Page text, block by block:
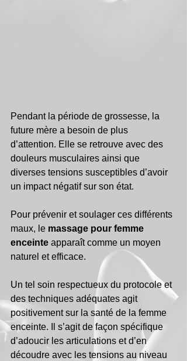
Pendant la période de grossesse, la
future mère a besoin de plus
d’attention. Elle se retrouve avec des
douleurs musculaires ainsi que
diverses tensions susceptibles d’avoir
un impact négatif sur son état.
Pour prévenir et soulager ces différents
maux, le massage pour femme
enceinte apparaît comme un moyen
naturel et efficace.
Un tel soin respectueux du protocole et
des techniques adéquates agit
positivement sur la santé de la femme
enceinte. Il s’agit de façon spécifique
d’adoucir les articulations et d’en
découdre avec les tensions au niveau